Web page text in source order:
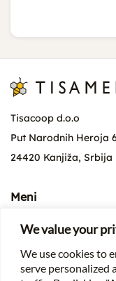
We value your
We use cookies to
serve personalized
Tisacoop d.o.o
Put Narodnih Heroja
24420 Kanjiža, Srbija
Meni
Proizvodi